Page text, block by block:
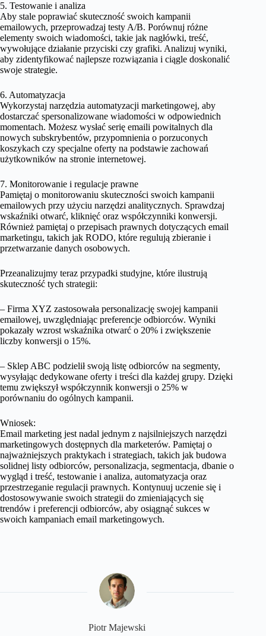
5. Testowanie i analiza
Aby stale poprawiać skuteczność swoich kampanii
emailowych, przeprowadzaj testy A/B. Porównuj różne
elementy swoich wiadomości, takie jak nagłówki, treść,
wywołujące działanie przyciski czy grafiki. Analizuj wyniki,
aby zidentyfikować najlepsze rozwiązania i ciągle doskonalić
swoje strategie.
6. Automatyzacja
Wykorzystaj narzędzia automatyzacji marketingowej, aby
dostarczać spersonalizowane wiadomości w odpowiednich
momentach. Możesz wysłać serię emaili powitalnych dla
nowych subskrybentów, przypomnienia o porzuconych
koszykach czy specjalne oferty na podstawie zachowań
użytkowników na stronie internetowej.
7. Monitorowanie i regulacje prawne
Pamiętaj o monitorowaniu skuteczności swoich kampanii
emailowych przy użyciu narzędzi analitycznych. Sprawdzaj
wskaźniki otwarć, kliknięć oraz współczynniki konwersji.
Również pamiętaj o przepisach prawnych dotyczących email
marketingu, takich jak RODO, które regulują zbieranie i
przetwarzanie danych osobowych.
Przeanalizujmy teraz przypadki studyjne, które ilustrują
skuteczność tych strategii:
– Firma XYZ zastosowała personalizację swojej kampanii
emailowej, uwzględniając preferencje odbiorców. Wyniki
pokazały wzrost wskaźnika otwarć o 20% i zwiększenie
liczby konwersji o 15%.
– Sklep ABC podzielił swoją listę odbiorców na segmenty,
wysyłając dedykowane oferty i treści dla każdej grupy. Dzięki
temu zwiększył współczynnik konwersji o 25% w
porównaniu do ogólnych kampanii.
Wniosek:
Email marketing jest nadal jednym z najsilniejszych narzędzi
marketingowych dostępnych dla marketerów. Pamiętaj o
najważniejszych praktykach i strategiach, takich jak budowa
solidnej listy odbiorców, personalizacja, segmentacja, dbanie o
wygląd i treść, testowanie i analiza, automatyzacja oraz
przestrzeganie regulacji prawnych. Kontynuuj uczenie się i
dostosowywanie swoich strategii do zmieniających się
trendów i preferencji odbiorców, aby osiągnąć sukces w
swoich kampaniach email marketingowych.
​Piotr Majewski